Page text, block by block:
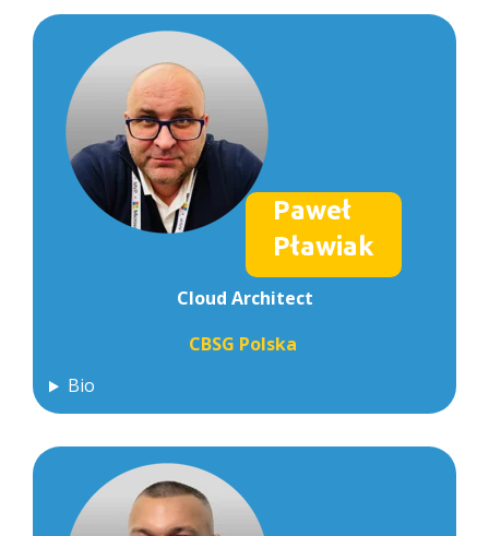
Paweł
Pławiak
Cloud Architect
CBSG Polska
Bio